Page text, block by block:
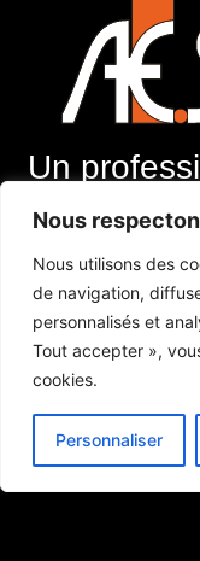
Nous
Nous utilisons des
de navigation,
personnalisés et
Tout accepter »,
cookies.
Personnaliser
Un
Extincteurs
Alarmes
Contact
E-mail :